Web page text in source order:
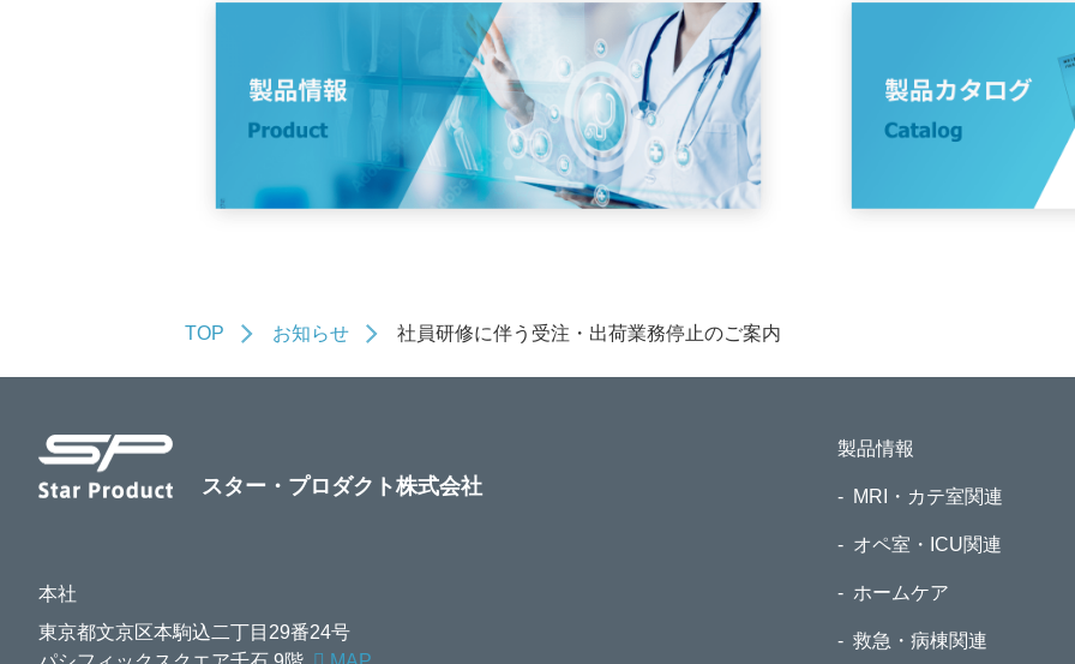
TOP お知らせ 社員研修に伴う受注・出荷業務停止のご案内
スター・プロダクト株式会社
本社
東京都文京区本駒込二丁目29番24号
製品情報
MRI・カテ室関連
オペ室・ICU関連
ホームケア
救急・病棟関連